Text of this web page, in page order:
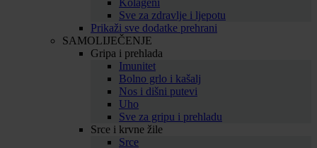
Kolageni
Sve za zdravlje i ljepotu
Prikaži sve dodatke prehrani
SAMOLIJEČENJE
Gripa i prehlada
Imunitet
Bolno grlo i kašalj
Nos i dišni putevi
Uho
Sve za gripu i prehladu
Srce i krvne žile
Srce